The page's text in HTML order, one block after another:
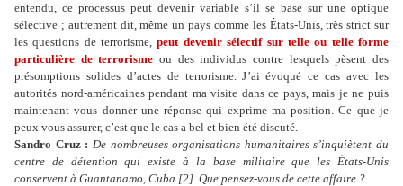
entendu, ce processus peut devenir variable s’il se base sur une optique
sélective ; autrement dit, même un pays comme les États-Unis, très strict sur
les questions de terrorisme,peut devenir sélectif sur telle ou telle forme
particulière de terrorisme ou des individus contre lesquels pèsent des
présomptions solides d’actes de terrorisme. J’ai évoqué ce cas avec les
autorités nord-américaines pendant ma visite dans ce pays, mais je ne puis
maintenant vous donner une réponse qui exprime ma position. Ce que je
peux vous assurer, c’est que le cas a bel et bien été discuté.
Sandro Cruz : De nombreuses organisations humanitaires s’inquiètent du
centre de détention qui existe à la base militaire que les États-Unis
conservent à Guantanamo, Cuba [2]. Que pensez-vous de cette affaire ?